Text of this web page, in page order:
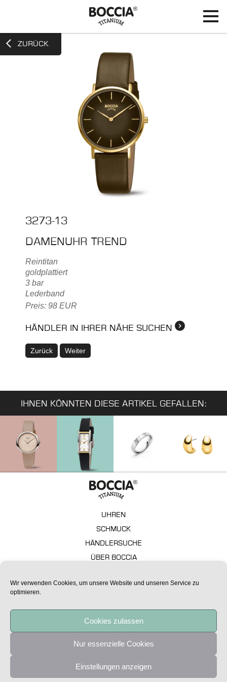
Wir verwenden Cookies, um unsere Website und unseren Service zu
optimieren.
Cookies zulassen
Nur essenzielle Cookies
Einstellungen anzeigen
ZURÜCK
3273-13
DAMENUHR TREND
Reintitan
goldplattiert
3 bar
Lederband
Preis: 98 EUR
HÄNDLER IN IHRER NÄHE SUCHEN
Zurück Weiter
IHNEN KÖNNTEN DIESE ARTIKEL GEFALLEN:
Alle Preise sind unverbindliche Preisempfehlungen.
Copyright Boccia Titanium 2020
FAQ – TECHNISCHE ASPEKTE
UHREN
SCHMUCK
HÄNDLERSUCHE
ÜBER BOCCIA